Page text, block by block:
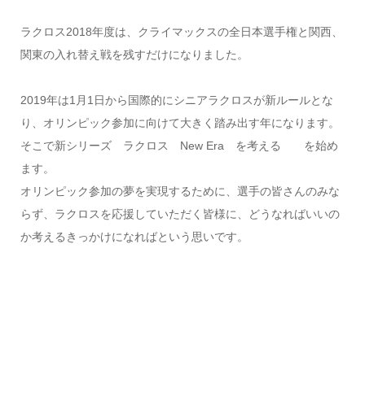
ラクロス2018年度は、クライマックスの全日本選手権と関西、
関東の入れ替え戦を残すだけになりました。
2019年は1月1日から国際的にシニアラクロスが新ルールとな
り、オリンピック参加に向けて大きく踏み出す年になります。
そこで新シリーズ ラクロス New Era を考える を始め
ます。
オリンピック参加の夢を実現するために、選手の皆さんのみな
らず、ラクロスを応援していただく皆様に、どうなればいいの
か考えるきっかけになればという思いです。